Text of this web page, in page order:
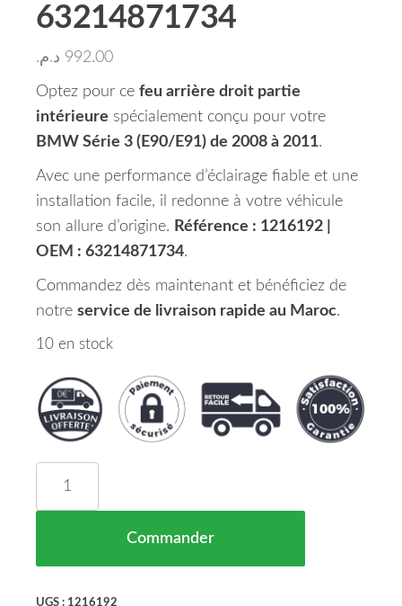
63214871734
992.00 د.م.
Optez pour ce feu arrière droit partie
intérieure spécialement conçu pour votre
BMW Série 3 (E90/E91) de 2008 à 2011.
Avec une performance d’éclairage fiable et une
installation facile, il redonne à votre véhicule
son allure d’origine. Référence : 1216192 |
OEM : 63214871734.
Commandez dès maintenant et bénéficiez de
notre service de livraison rapide au Maroc.
10 en stock
Commander
UGS : 1216192